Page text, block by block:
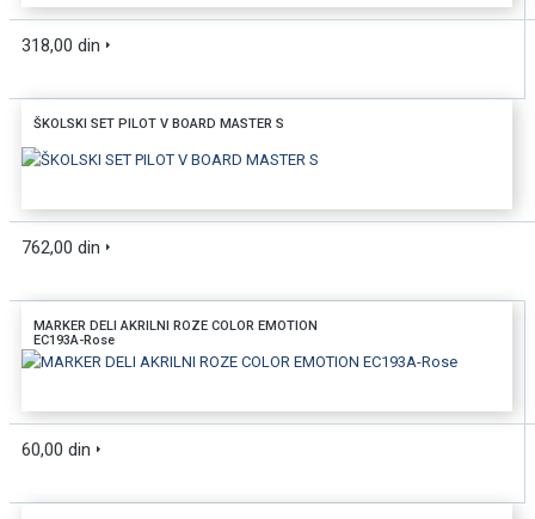
DODAJTE U KORPU
318,00 din
ŠKOLSKI SET PILOT V BOARD MASTER S
DODAJTE U KORPU
762,00 din
MARKER DELI AKRILNI ROZE COLOR EMOTION
EC193A-Rose
DODAJTE U KORPU
60,00 din